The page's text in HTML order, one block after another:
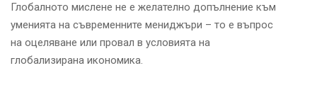
Глобалното мислене не е желателно допълнение към
уменията на съвременните мениджъри – то е въпрос
на оцеляване или провал в условията на
глобализирана икономика.